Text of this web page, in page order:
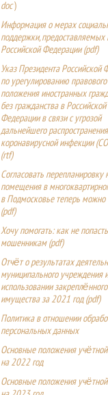
doc)
Информация о мерах
поддержки,
Российской Федерации (pdf)
Указ Президента Российской
по урегулированию правового
положения иностранных
без гражданства в Российской
Федерации в связи с угрозой
дальнейшего
коронавирусной инфекции
(rtf)
Согласовать перепланировку
помещения в
в Подмосковье теперь можно
(pdf)
Хочу помогать: как не
мошенникам (pdf)
Отчёт о результатах
муниципального учреждения
использовании
имущества за 2021 год (pdf)
Политика в отношении
персональных данных
Основные положения
на 2022 год
Основные положения